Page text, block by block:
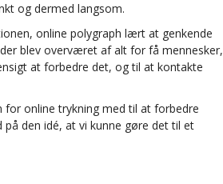
og dermed langsom.
online polygraph lært at genkende
blev overværet af alt for få mennesker,
at forbedre det, og til at kontakte
online trykning med til at forbedre
den idé, at vi kunne gøre det til et